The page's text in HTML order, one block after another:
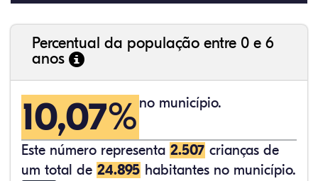
Percentual da população entre 0 e 6
anos
10,07% no município.
Este número representa 2.507 crianças de
um total de 24.895 habitantes no município.